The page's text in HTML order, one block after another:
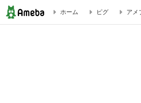
ホーム ピグ アメ